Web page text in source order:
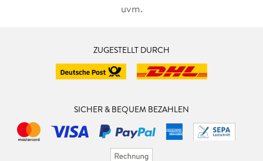
uvm.
ZUGESTELLT DURCH
SICHER & BEQUEM BEZAHLEN